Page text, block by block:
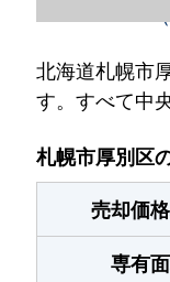
北海道札幌市
す。すべて中
札幌市厚別区
売却価
専有